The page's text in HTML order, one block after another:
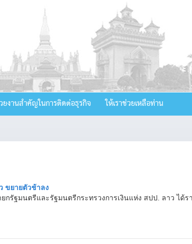
งานสำคัญในการติดต่อธุรกิจ ให้เราช่วยเหลือท่าน
ขยายตัวช้าลง
กรัฐมนตรีและรัฐมนตรีกระทรวงการเงินแห่ง สปป. ลาว ได้ร